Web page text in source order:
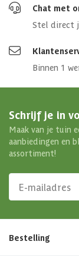
Chat met
Stel direct
Binnen 1
Schrijf je in
Maak van je tuin
aanbiedingen en
assortiment!
Bestelling